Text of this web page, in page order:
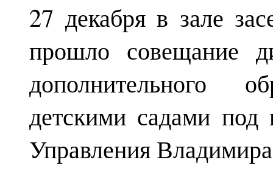
27 декабря в зале
прошло совещание
дополнительного
детскими садами под
Управления